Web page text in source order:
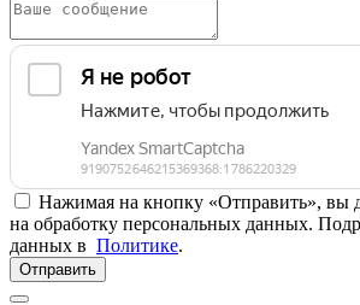
Нажимая на кнопку «Отправить», вы
на обработку персональных данных.
данных в Политике.
Отправить